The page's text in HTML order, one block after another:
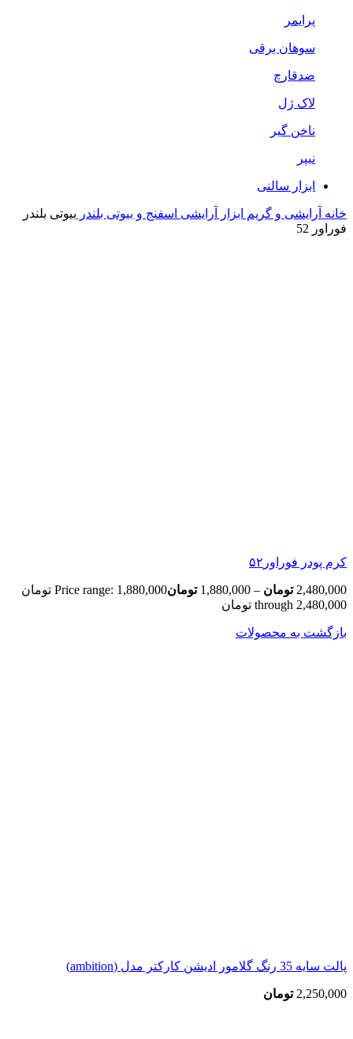
پرایمر
سوهان برقی
ضدقارچ
لاک ژل
ناخن گیر
نیپر
ابزار سالنی
خانه آرایشی و گریم ابزار آرایشی اسفنج و بیوتی بلندر بیوتی بلندر
فوراور 52
کرم ‌پودر فوراور۵۲
2,480,000 تومان –
1,880,000 تومان
Price range: 1,880,000 تومان
through 2,480,000 تومان
بازگشت به محصولات
پالت سایه 35 رنگ گلامور ادیشن کارکتر مدل (ambition)
2,250,000 تومان